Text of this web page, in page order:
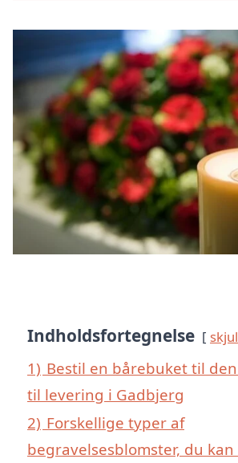
Indholdsfortegnelse skjul
1) Bestil en bårebuket til
til levering i Gadbjerg
2) Forskellige typer af
begravelsesblomster, du